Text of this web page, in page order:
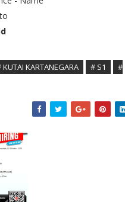
KUTAI KARTANEGARA # S1
#